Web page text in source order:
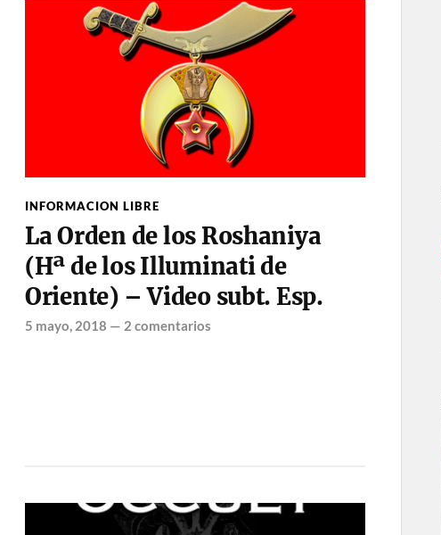
INFORMACION LIBRE
La Orden de los Roshaniya
(Hª de los Illuminati de
Oriente) – Video subt. Esp.
5 mayo, 2018 — 2 comentarios